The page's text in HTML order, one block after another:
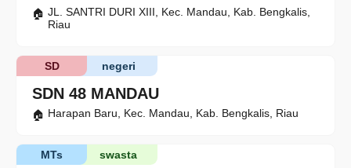
JL. SANTRI DURI XIII, Kec. Mandau, Kab. Bengkalis,
Riau
SDN 48 MANDAU
negeri
SD
Harapan Baru, Kec. Mandau, Kab. Bengkalis, Riau
swasta
MTs